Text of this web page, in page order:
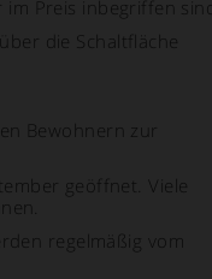
Preis inbegriffen sind.
die Schaltfläche
Bewohnern zur
geöffnet. Viele
regelmäßig vom